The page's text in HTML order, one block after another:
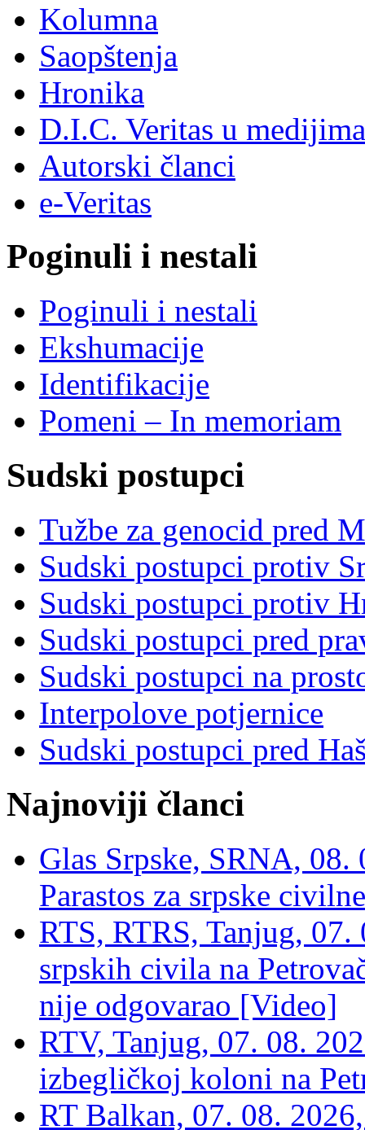
Kolumna
Saopštenja
Hronika
D.I.C. Veritas u medijima
Autorski članci
e-Veritas
Poginuli i nestali
Poginuli i nestali
Ekshumacije
Identifikacije
Pomeni – In memoriam
Sudski postupci
Tužbe za genocid pred
Sudski postupci protiv
Sudski postupci protiv
Sudski postupci pred
Sudski postupci na
Interpolove potjernice
Sudski postupci pred
Najnoviji članci
Glas Srpske, SRNA,
Parastos za srpske
RTS, RTRS, Tanjug,
srpskih civila na
nije odgovarao [Video]
RTV, Tanjug, 07. 08.
izbegličkoj koloni na
RT Balkan, 07. 08.